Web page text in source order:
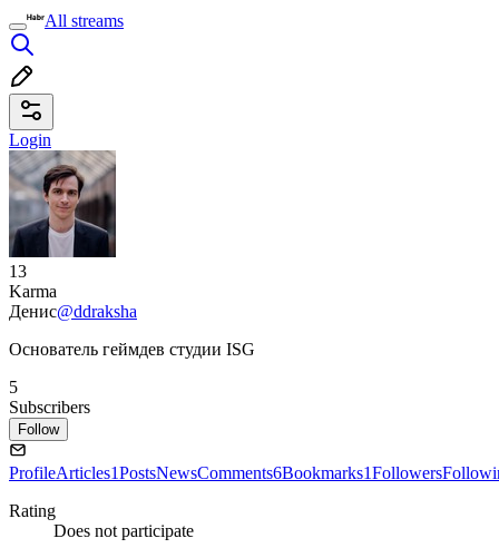
All streams
Login
13
Karma
Денис@ddraksha
Основатель геймдев студии ISG
5
Subscribers
Follow
ProfileArticles1PostsNewsComments6Bookmarks1Followers
Rating
Does not participate